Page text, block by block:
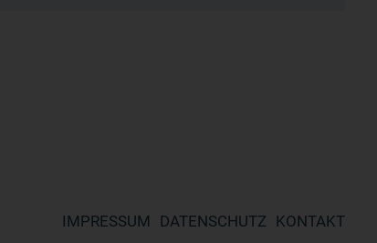
IMPRESSUM DATENSCHUTZ KONTAKT